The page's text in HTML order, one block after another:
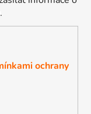
ochrany